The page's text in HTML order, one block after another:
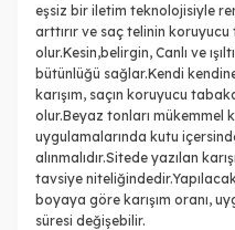
eşsiz bir iletim teknolojisiyle
arttırır ve saç telinin koruyucu
olur.Kesin,belirgin, Canlı ve
bütünlüğü sağlar.Kendi
karışım, saçın koruyucu
olur.Beyaz tonları mükemmel
uygulamalarında kutu
alınmalıdır.Sitede yazılan
tavsiye
boyaya göre karışım oranı,
süresi değişebilir.